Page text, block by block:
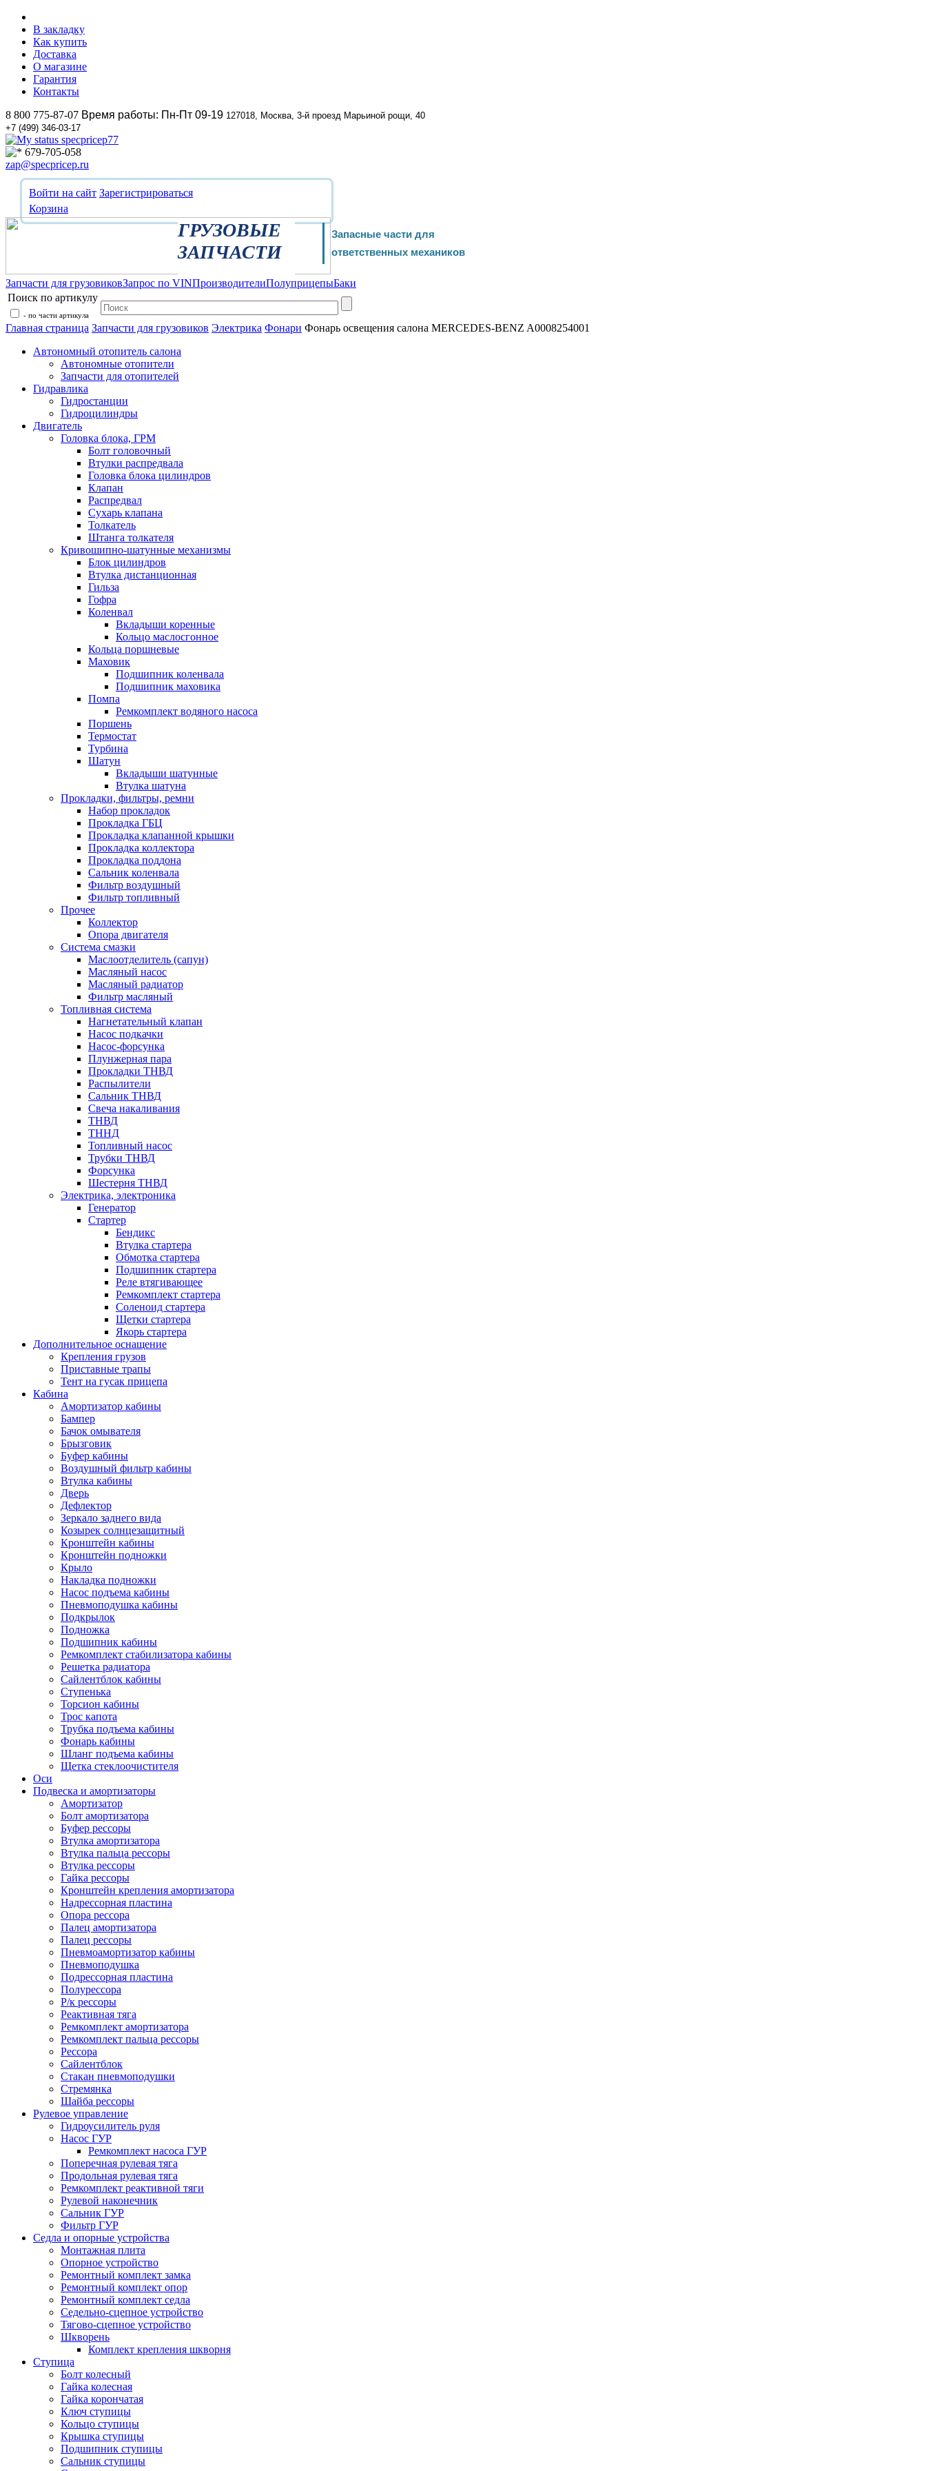
В закладку
Как купить
Доставка
О магазине
Гарантия
Контакты
8 800 775-87-07 Время работы: Пн-Пт 09-19 127018, Москва, 3-й проезд Марьиной рощи, 40
+7 (499) 346-03-17
specpricep77
679-705-058
zap@specpricep.ru
Войти на сайт Зарегистрироваться
Корзина
ГРУЗОВЫЕ
ЗАПЧАСТИ
Запасные части для
ответственных механиков
Запчасти для грузовиковЗапрос по VINПроизводителиПолуприцепыБаки
Поиск по артикулу
- по части артикула
Главная страница Запчасти для грузовиков Электрика Фонари Фонарь освещения салона MERCEDES-BENZ A0008254001
Автономный отопитель салона
Автономные отопители
Запчасти для отопителей
Гидравлика
Гидростанции
Гидроцилиндры
Двигатель
Головка блока, ГРМ
Болт головочный
Втулки распредвала
Головка блока цилиндров
Клапан
Распредвал
Сухарь клапана
Толкатель
Штанга толкателя
Кривошипно-шатунные механизмы
Блок цилиндров
Втулка дистанционная
Гильза
Гофра
Коленвал
Вкладыши коренные
Кольцо маслосгонное
Кольца поршневые
Маховик
Подшипник коленвала
Подшипник маховика
Помпа
Ремкомплект водяного насоса
Поршень
Термостат
Турбина
Шатун
Вкладыши шатунные
Втулка шатуна
Прокладки, фильтры, ремни
Набор прокладок
Прокладка ГБЦ
Прокладка клапанной крышки
Прокладка коллектора
Прокладка поддона
Сальник коленвала
Фильтр воздушный
Фильтр топливный
Прочее
Коллектор
Опора двигателя
Система смазки
Маслоотделитель (сапун)
Масляный насос
Масляный радиатор
Фильтр масляный
Топливная система
Нагнетательный клапан
Насос подкачки
Насос-форсунка
Плунжерная пара
Прокладки ТНВД
Распылители
Сальник ТНВД
Свеча накаливания
ТНВД
ТННД
Топливный насос
Трубки ТНВД
Форсунка
Шестерня ТНВД
Электрика, электроника
Генератор
Стартер
Бендикс
Втулка стартера
Обмотка стартера
Подшипник стартера
Реле втягивающее
Ремкомплект стартера
Соленоид стартера
Щетки стартера
Якорь стартера
Дополнительное оснащение
Крепления грузов
Приставные трапы
Тент на гусак прицепа
Кабина
Амортизатор кабины
Бампер
Бачок омывателя
Брызговик
Буфер кабины
Воздушный фильтр кабины
Втулка кабины
Дверь
Дефлектор
Зеркало заднего вида
Козырек солнцезащитный
Кронштейн кабины
Кронштейн подножки
Крыло
Накладка подножки
Насос подъема кабины
Пневмоподушка кабины
Подкрылок
Подножка
Подшипник кабины
Ремкомплект стабилизатора кабины
Решетка радиатора
Сайлентблок кабины
Ступенька
Торсион кабины
Трос капота
Трубка подъема кабины
Фонарь кабины
Шланг подъема кабины
Щетка стеклоочистителя
Оси
Подвеска и амортизаторы
Амортизатор
Болт амортизатора
Буфер рессоры
Втулка амортизатора
Втулка пальца рессоры
Втулка рессоры
Гайка рессоры
Кронштейн крепления амортизатора
Надрессорная пластина
Опора рессора
Палец амортизатора
Палец рессоры
Пневмоамортизатор кабины
Пневмоподушка
Подрессорная пластина
Полурессора
Р/к рессоры
Реактивная тяга
Ремкомплект амортизатора
Ремкомплект пальца рессоры
Рессора
Сайлентблок
Стакан пневмоподушки
Стремянка
Шайба рессоры
Рулевое управление
Гидроусилитель руля
Насос ГУР
Ремкомплект насоса ГУР
Поперечная рулевая тяга
Продольная рулевая тяга
Ремкомплект реактивной тяги
Рулевой наконечник
Сальник ГУР
Фильтр ГУР
Седла и опорные устройства
Монтажная плита
Опорное устройство
Ремонтный комплект замка
Ремонтный комплект опор
Ремонтный комплект седла
Седельно-сцепное устройство
Тягово-сцепное устройство
Шкворень
Комплект крепления шкворня
Ступица
Болт колесный
Гайка колесная
Гайка корончатая
Ключ ступицы
Кольцо ступицы
Крышка ступицы
Подшипник ступицы
Сальник ступицы